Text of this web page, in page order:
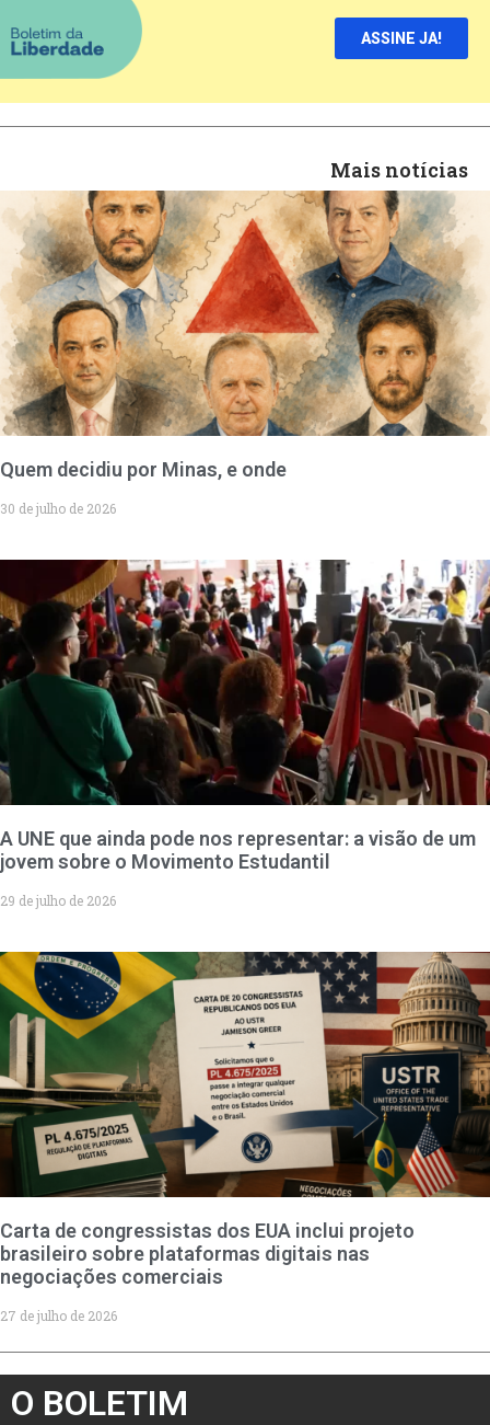
ASSINE JA!
Mais notícias
Quem decidiu por Minas, e onde
30 de julho de 2026
A UNE que ainda pode nos representar: a visão de um
jovem sobre o Movimento Estudantil
29 de julho de 2026
Carta de congressistas dos EUA inclui projeto
brasileiro sobre plataformas digitais nas
negociações comerciais
27 de julho de 2026
O BOLETIM